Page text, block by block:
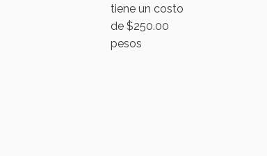
tiene un costo
de $250.00
pesos